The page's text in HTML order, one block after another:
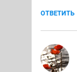
ОТВЕТИТЬ